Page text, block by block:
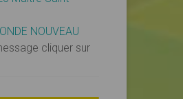
NOUVEAU
cliquer sur